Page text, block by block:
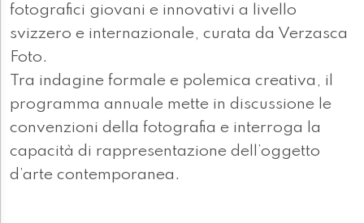
fotografici giovani e innovativi a livello
svizzero e internazionale, curata da Verzasca
Foto.
Tra indagine formale e polemica creativa, il
programma annuale mette in discussione le
convenzioni della fotografia e interroga la
capacità di rappresentazione dell’oggetto
d’arte contemporanea.